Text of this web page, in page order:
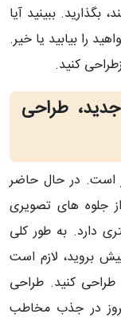
ببینید آیا
را بیابید یا خیر.
کنید.
طراحی
است. در حال حاضر
جلوه های تصویری
دارد. به طور کلی
بروید، لازم است
کنید. طراحی
در جذب مخاطب